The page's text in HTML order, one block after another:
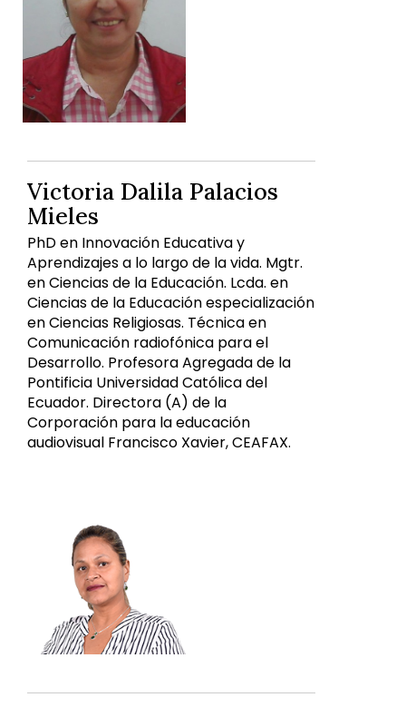
Victoria Dalila Palacios
Mieles
PhD en Innovación Educativa y
Aprendizajes a lo largo de la vida. Mgtr.
en Ciencias de la Educación. Lcda. en
Ciencias de la Educación especialización
en Ciencias Religiosas. Técnica en
Comunicación radiofónica para el
Desarrollo. Profesora Agregada de la
Pontificia Universidad Católica del
Ecuador. Directora (A) de la
Corporación para la educación
audiovisual Francisco Xavier, CEAFAX.